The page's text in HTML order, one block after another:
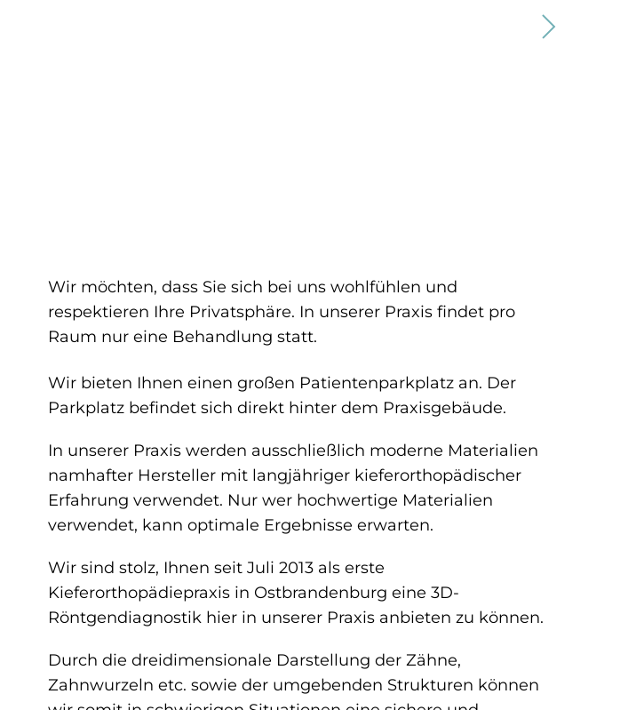
Wir möchten, dass Sie sich bei uns wohlfühlen und
respektieren Ihre Privatsphäre. In unserer Praxis findet pro
Raum nur eine Behandlung statt.
Wir bieten Ihnen einen großen Patientenparkplatz an. Der
Parkplatz befindet sich direkt hinter dem Praxisgebäude.
In unserer Praxis werden ausschließlich moderne Materialien
namhafter Hersteller mit langjähriger kieferorthopädischer
Erfahrung verwendet. Nur wer hochwertige Materialien
verwendet, kann optimale Ergebnisse erwarten.
Wir sind stolz, Ihnen seit Juli 2013 als erste
Kieferorthopädiepraxis in Ostbrandenburg eine 3D-
Röntgendiagnostik hier in unserer Praxis anbieten zu können.
Durch die dreidimensionale Darstellung der Zähne,
Zahnwurzeln etc. sowie der umgebenden Strukturen können